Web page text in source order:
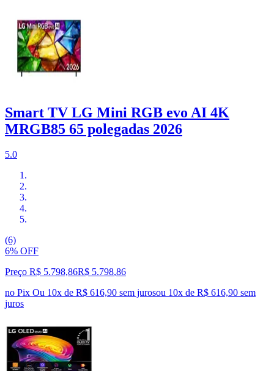
Smart TV LG Mini RGB evo AI 4K
MRGB85 65 polegadas 2026
5.0
(6)
6% OFF
Preço R$ 5.798,86R$ 5.798,86
no Pix Ou 10x de R$ 616,90 sem jurosou 10x de R$ 616,90 sem
juros